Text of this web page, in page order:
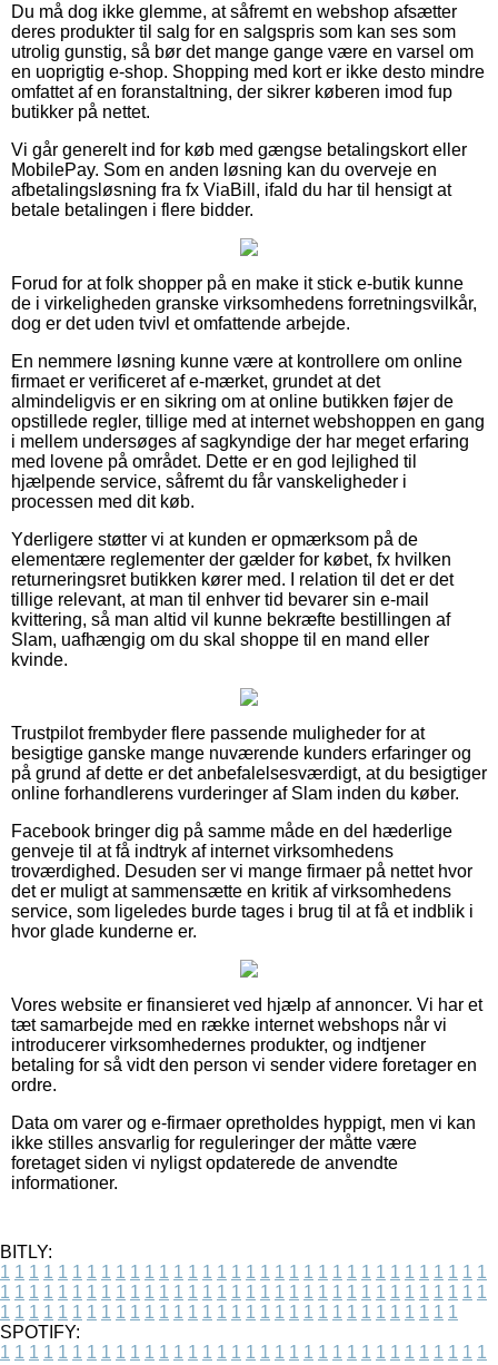
Du må dog ikke glemme, at såfremt en webshop afsætter
deres produkter til salg for en salgspris som kan ses som
utrolig gunstig, så bør det mange gange være en varsel om
en uoprigtig e-shop. Shopping med kort er ikke desto mindre
omfattet af en foranstaltning, der sikrer køberen imod fup
butikker på nettet.
Vi går generelt ind for køb med gængse betalingskort eller
MobilePay. Som en anden løsning kan du overveje en
afbetalingsløsning fra fx ViaBill, ifald du har til hensigt at
betale betalingen i flere bidder.
Forud for at folk shopper på en make it stick e-butik kunne
de i virkeligheden granske virksomhedens forretningsvilkår,
dog er det uden tvivl et omfattende arbejde.
En nemmere løsning kunne være at kontrollere om online
firmaet er verificeret af e-mærket, grundet at det
almindeligvis er en sikring om at online butikken føjer de
opstillede regler, tillige med at internet webshoppen en gang
i mellem undersøges af sagkyndige der har meget erfaring
med lovene på området. Dette er en god lejlighed til
hjælpende service, såfremt du får vanskeligheder i
processen med dit køb.
Yderligere støtter vi at kunden er opmærksom på de
elementære reglementer der gælder for købet, fx hvilken
returneringsret butikken kører med. I relation til det er det
tillige relevant, at man til enhver tid bevarer sin e-mail
kvittering, så man altid vil kunne bekræfte bestillingen af
Slam, uafhængig om du skal shoppe til en mand eller
kvinde.
Trustpilot frembyder flere passende muligheder for at
besigtige ganske mange nuværende kunders erfaringer og
på grund af dette er det anbefalelsesværdigt, at du besigtiger
online forhandlerens vurderinger af Slam inden du køber.
Facebook bringer dig på samme måde en del hæderlige
genveje til at få indtryk af internet virksomhedens
troværdighed. Desuden ser vi mange firmaer på nettet hvor
det er muligt at sammensætte en kritik af virksomhedens
service, som ligeledes burde tages i brug til at få et indblik i
hvor glade kunderne er.
Vores website er finansieret ved hjælp af annoncer. Vi har et
tæt samarbejde med en række internet webshops når vi
introducerer virksomhedernes produkter, og indtjener
betaling for så vidt den person vi sender videre foretager en
ordre.
Data om varer og e-firmaer opretholdes hyppigt, men vi kan
ikke stilles ansvarlig for reguleringer der måtte være
foretaget siden vi nyligst opdaterede de anvendte
informationer.
BITLY:
1 1 1 1 1 1 1 1 1 1 1 1 1 1 1 1 1 1 1 1 1 1 1 1 1 1 1 1 1 1 1 1 1 1
1 1 1 1 1 1 1 1 1 1 1 1 1 1 1 1 1 1 1 1 1 1 1 1 1 1 1 1 1 1 1 1 1 1
1 1 1 1 1 1 1 1 1 1 1 1 1 1 1 1 1 1 1 1 1 1 1 1 1 1 1 1 1 1 1 1
SPOTIFY:
1 1 1 1 1 1 1 1 1 1 1 1 1 1 1 1 1 1 1 1 1 1 1 1 1 1 1 1 1 1 1 1 1 1